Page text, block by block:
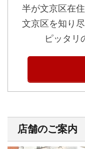
半が文京区在
文京区を知り
ピッタリ
店舗のご案内